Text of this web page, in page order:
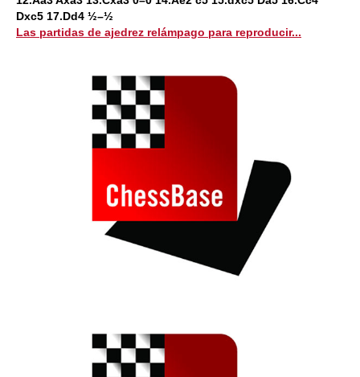
Dxc5 17.Dd4 ½–½
Las partidas de ajedrez relámpago para reproducir...